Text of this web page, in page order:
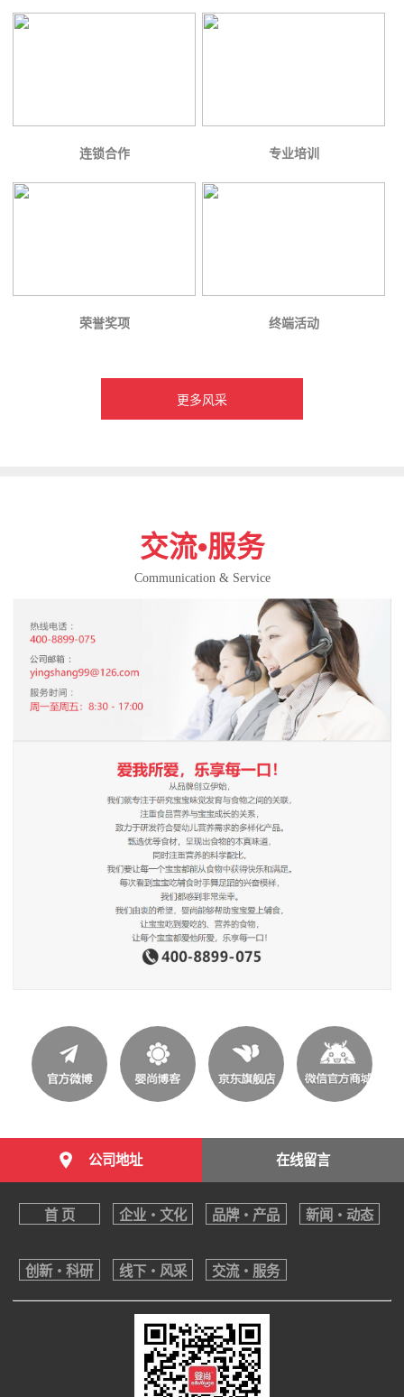
连锁合作 专业培训
荣誉奖项 终端活动
更多风采
交流•服务
Communication & Service
公司地址 在线留言
首 页 企业・文化 品牌・产品 新闻・动态
创新・科研 线下・风采 交流・服务